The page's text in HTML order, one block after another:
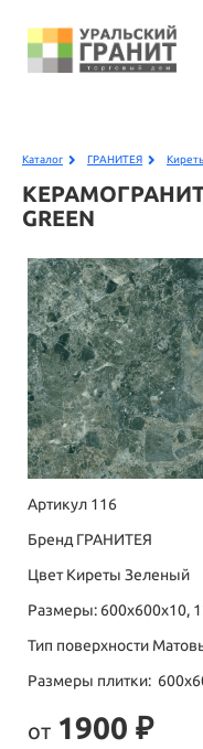
Каталог ГРАНИТЕЯ
GREEN
Артикул 116
Бренд ГРАНИТЕЯ
Цвет Киреты Зеленый
Размеры: 600х600х10,
Тип поверхности
Размеры плитки:
от 1900 ₽